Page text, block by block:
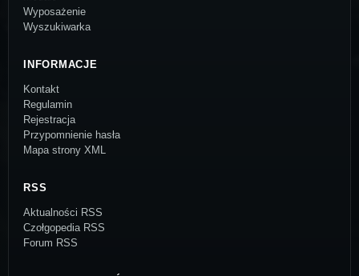
Wyposażenie
Wyszukiwarka
INFORMACJE
Kontakt
Regulamin
Rejestracja
Przypomnienie hasła
Mapa strony XML
RSS
Aktualności RSS
Czołgopedia RSS
Forum RSS